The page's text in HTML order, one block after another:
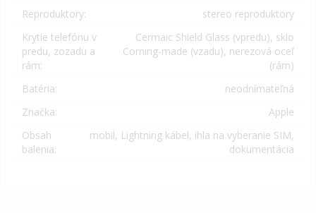
Reproduktory:
stereo reproduktory
Krytie telefónu v
predu, zozadu a
rám:
Cermaic Shield Glass (vpredu), sklo
Corning-made (vzadu), nerezová oceľ
(rám)
Batéria:
neodnímateľná
Značka:
Apple
Obsah
balenia:
mobil, Lightning kábel, ihla na vyberanie SIM,
dokumentácia